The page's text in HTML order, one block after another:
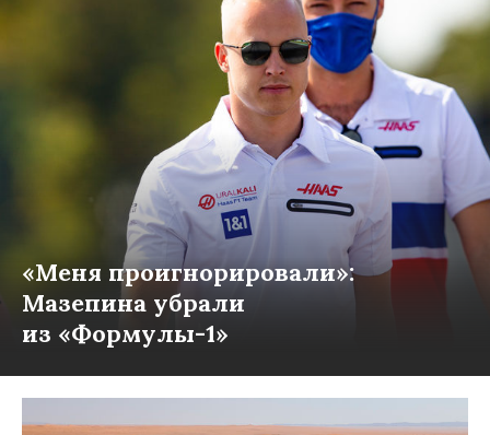
«Меня проигнорировали»:
Мазепина убрали
из «Формулы-1»